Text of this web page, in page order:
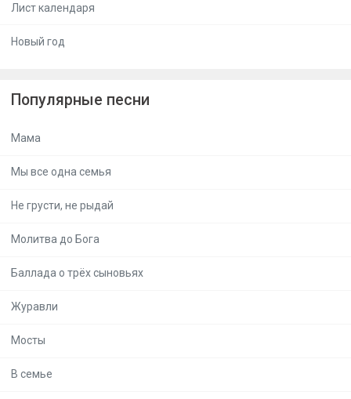
Лист календаря
Новый год
Популярные песни
Мама
Мы все одна семья
Не грусти, не рыдай
Молитва до Бога
Баллада о трёх сыновьях
Журавли
Мосты
В семье